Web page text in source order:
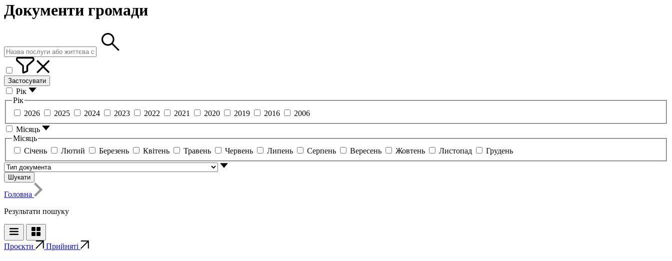
Документи громади
Застосувати
Рік
Рік
2026
2025 2024 2023 2022 2021 2020 2019 2016
2006
Місяць
Місяць
Січень
Лютий Березень Квітень Травень Червень Липень Серпень Вересень Жовтень Листопад Грудень
Шукати
Головна
Результати пошуку
Проєкти Прийняті